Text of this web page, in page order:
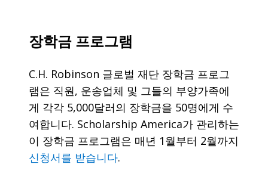
장학금 프로그램
C.H. Robinson 글로벌 재단 장학금 프로그
램은 직원, 운송업체 및 그들의 부양가족에
게 각각 5,000달러의 장학금을 50명에게 수
여합니다. Scholarship America가 관리하는
이 장학금 프로그램은 매년 1월부터 2월까지
신청서를 받습니다.